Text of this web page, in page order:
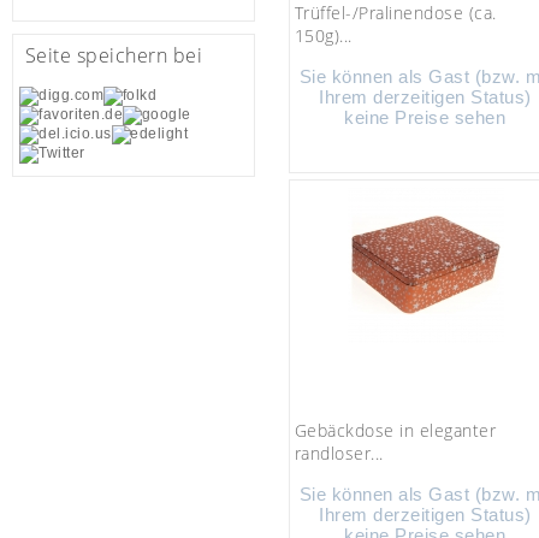
Trüffel-/Pralinendose (ca.
150g)...
Sie können als Gast (bzw.
Ihrem derzeitigen Status)
keine Preise sehen
Gebäckdose in eleganter
randloser...
Sie können als Gast (bzw.
Ihrem derzeitigen Status)
Seite speichern bei